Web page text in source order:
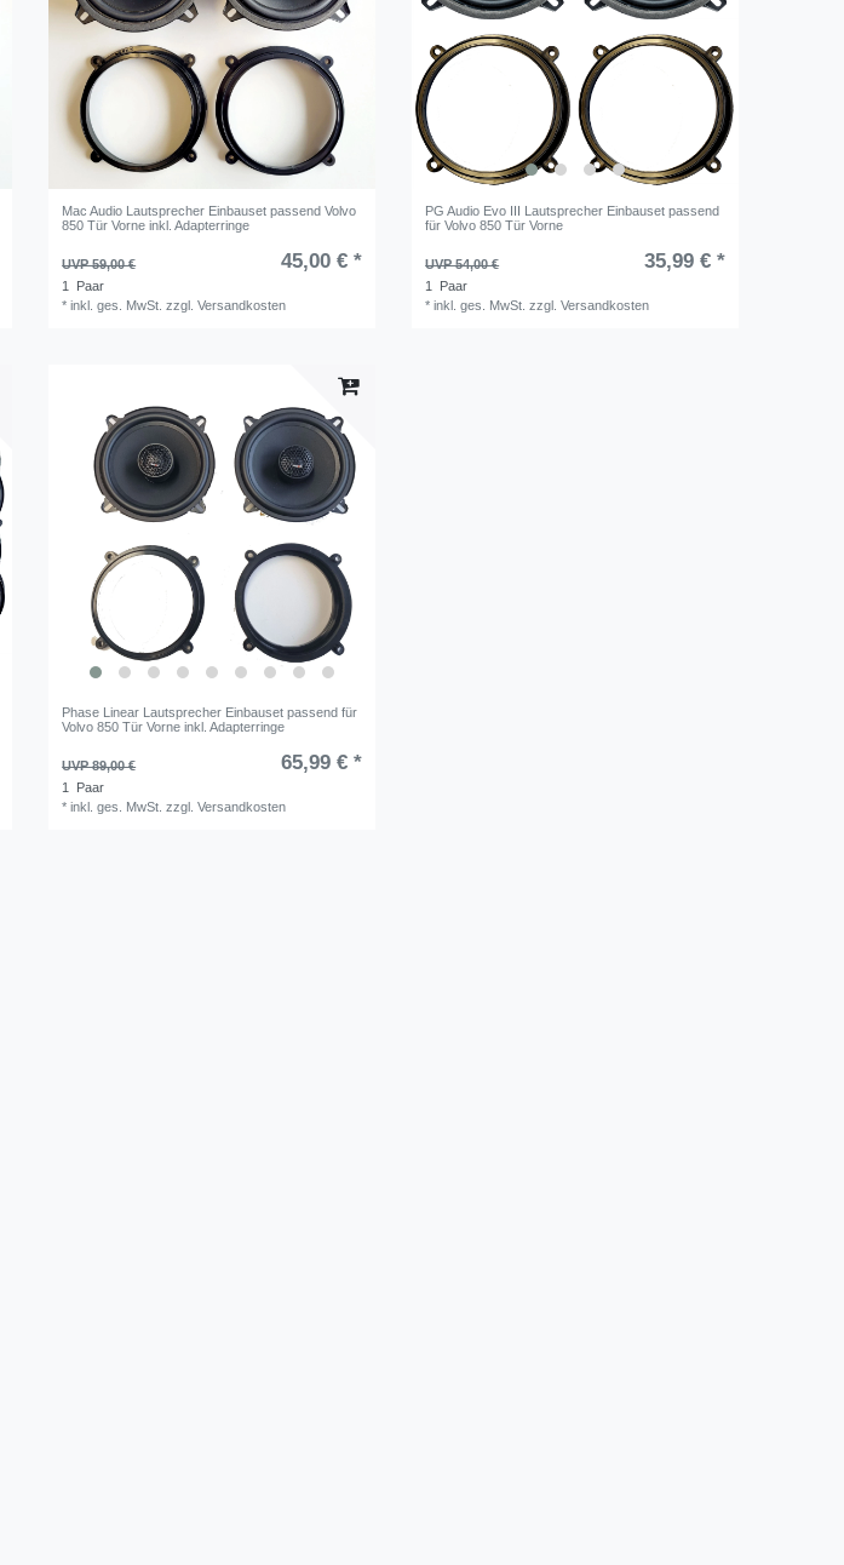
Mac Audio Lautsprecher Einbauset passend Volvo
850 Tür Vorne inkl. Adapterringe
UVP 59,00 € 45,00 € *
1
Paar
*inkl. ges. MwSt. zzgl.Versandkosten
PG Audio Evo III Lautsprecher Einbauset passend
für Volvo 850 Tür Vorne
UVP 54,00 € 35,99 € *
1
Paar
*inkl. ges. MwSt. zzgl.Versandkosten
Phase Linear Lautsprecher Einbauset passend für
Volvo 850 Tür Vorne inkl. Adapterringe
UVP 89,00 € 65,99 € *
1
Paar
*inkl. ges. MwSt. zzgl.Versandkosten